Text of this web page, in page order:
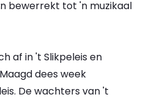
bewerrekt tot 'n muzikaal
af in 't Slikpeleis en
dees week
De wachters van 't